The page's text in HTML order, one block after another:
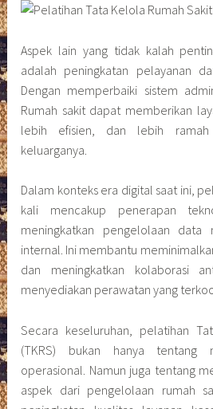
Aspek lain yang tidak kalah
adalah peningkatan pelayanan
Dengan memperbaiki sistem
Rumah sakit dapat memberikan
lebih efisien, dan lebih
keluarganya.
Dalam konteks era digital saat ini,
kali mencakup penerapan
meningkatkan pengelolaan data
internal. Ini membantu
dan meningkatkan kolaborasi
menyediakan perawatan yang
Secara keseluruhan, pelatihan
(TKRS) bukan hanya tentang
operasional. Namun juga tentang
aspek dari pengelolaan rumah